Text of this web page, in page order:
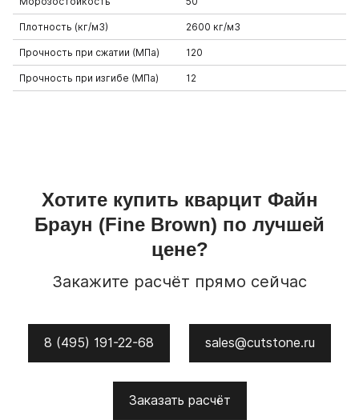
Плотность (кг/м3) 2600 кг/м3
Прочность при сжатии (МПа) 120
Прочность при изгибе (МПа) 12
Хотите купить кварцит Файн
Браун (Fine Brown) по лучшей
цене?
Закажите расчёт прямо сейчас
8 (495) 191-22-68 sales@cutstone.ru
Заказать расчёт